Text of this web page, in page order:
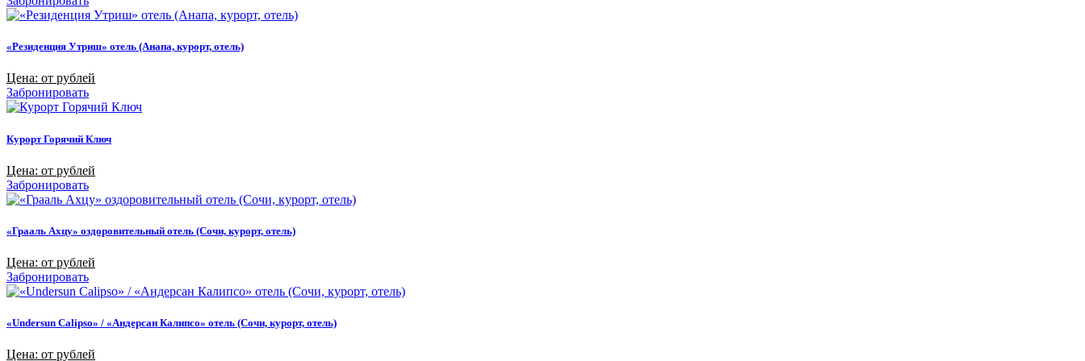
«Резиденция Утриш» отель (Анапа, курорт, отель)
Цена: от рублей
Забронировать
Курорт Горячий Ключ
Цена: от рублей
Забронировать
«Грааль Ахцу» оздоровительный отель (Сочи, курорт, отель)
Цена: от рублей
Забронировать
«Undersun Calipso» / «Андерсан Калипсо» отель (Сочи, курорт, отель)
Цена: от рублей